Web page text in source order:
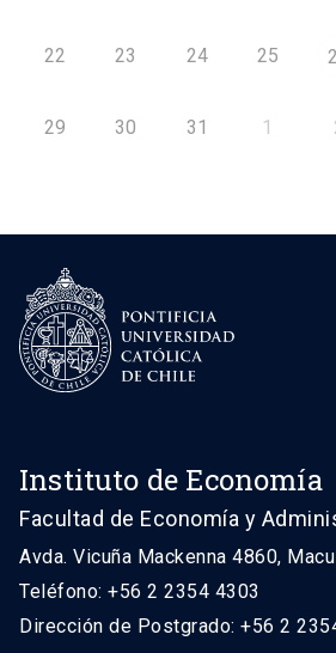
22 23 24 25
29 30 31 1
Instituto de Economía
Facultad de Economía y
Avda. Vicuña Mackenna 4860,
Teléfono: +56 2 2354 4303
Dirección de Postgrado: +56 2